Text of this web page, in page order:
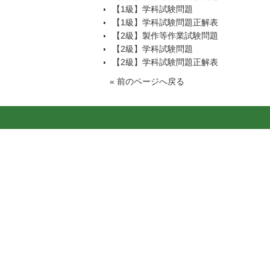
【1級】学科試験問題
【1級】学科試験問題正解表
【2級】製作等作業試験問題
【2級】学科試験問題
【2級】学科試験問題正解表
« 前のページへ戻る